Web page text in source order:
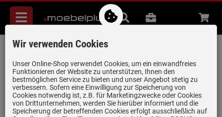
Menü
Suche
B2B Beratung
Systemceram Mera 70 Jasmin
Keramikspüle Excenterbetätigung
Artikel-Nummer:19946972 | Herstellernummer: 5059 02 19 |
EAN:4050697052154
Wir verwenden Cookies
Unser Online-Shop verwendet Cookies, um ein einwandfreies
Funktionieren der Website zu unterstützen, Ihnen den
bestmöglichen Service zu bieten und unser Angebot stetig zu
verbessern. Sofern eine Einwilligung zur Speicherung von
Cookies notwendig ist, z.B. für Marketingzwecke oder Cookies
von Drittunternehmen, werden Sie hierüber informiert und die
Speicherung der betreffenden Cookies erfolgt ausschließlich auf